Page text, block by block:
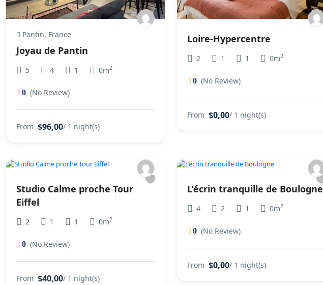
Pantin, France
Joyau de Pantin
5 4 1 0m2
0 (No Review)
From $96,00/ 1 night(s)
Loire-Hypercentre
2 1 1 0m2
0 (No Review)
From $0,00/ 1 night(s)
Studio Calme proche Tour
Eiffel
2 1 1 0m2
0 (No Review)
From $40,00/ 1 night(s)
L’écrin tranquille de Boulogne
4 2 1 0m2
0 (No Review)
From $0,00/ 1 night(s)